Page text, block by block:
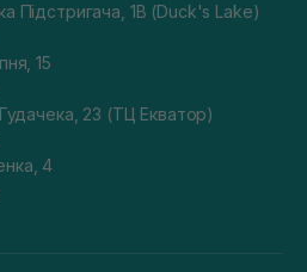
Підстригача, 1В (Duck's Lake)
15
Гудачека, 23 (ТЦ Екватор)
4